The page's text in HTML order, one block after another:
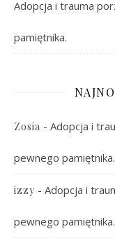
Adopcja i trauma
pamiętnika.
Zosia - Adopcja i
pewnego pamiętnika.
izzy - Adopcja i
pewnego pamiętnika.